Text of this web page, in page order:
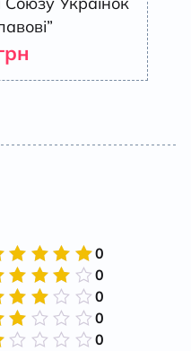
5 з 5
0
4 з
0
3 з
0
0
0